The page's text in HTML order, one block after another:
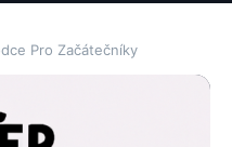
Pro Začátečníky